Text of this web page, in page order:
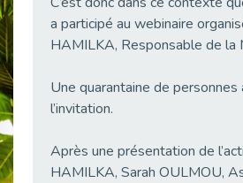
Publié le 12/05/2026
Publié le 04/05/2026
Publié le 04/05/2026
a participé au webinaire
HAMILKA, Responsable de la
Une quarantaine de personnes
l’invitation.
Après une présentation de
HAMILKA, Sarah OULMOU,